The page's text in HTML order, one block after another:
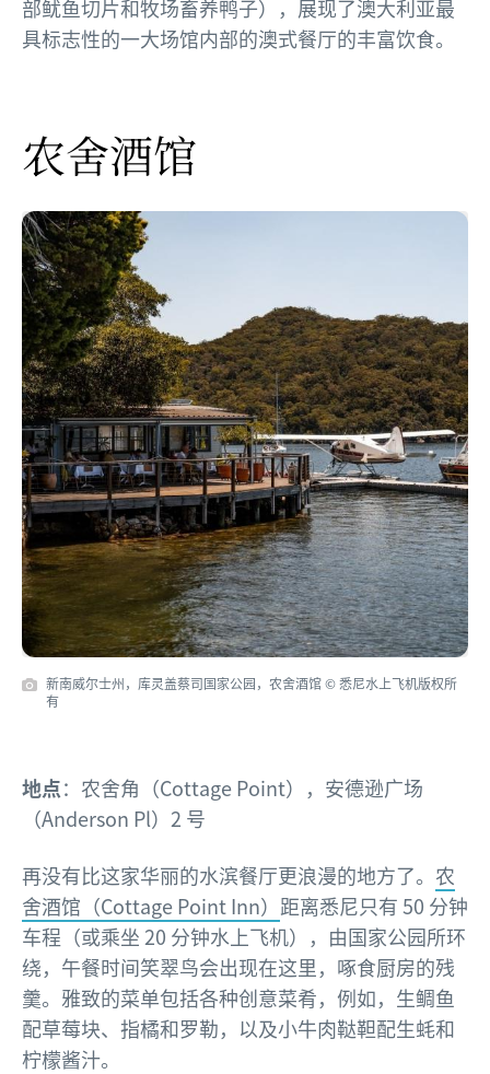
部鱿鱼切片和牧场畜养鸭子），展现了澳大利亚最
具标志性的一大场馆内部的澳式餐厅的丰富饮食。
农舍酒馆
新南威尔士州，库灵盖蔡司国家公园，农舍酒馆 © 悉尼水上飞机版权所
有
地点：农舍角（Cottage Point），安德逊广场
（Anderson Pl）2 号
再没有比这家华丽的水滨餐厅更浪漫的地方了。 农
舍酒馆（Cottage Point Inn） 距离悉尼只有 50 分钟
车程（或乘坐 20 分钟水上飞机），由国家公园所环
绕，午餐时间笑翠鸟会出现在这里，啄食厨房的残
羹。雅致的菜单包括各种创意菜肴，例如，生鲷鱼
配草莓块、指橘和罗勒，以及小牛肉鞑靼配生蚝和
柠檬酱汁。